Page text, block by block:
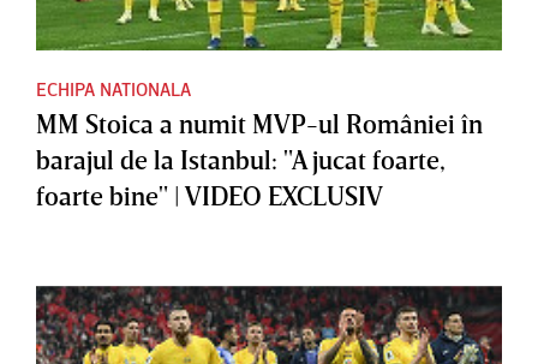
ECHIPA NATIONALA
MM Stoica a numit MVP-ul României în
barajul de la Istanbul: "A jucat foarte,
foarte bine" | VIDEO EXCLUSIV